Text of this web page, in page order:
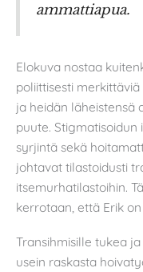
ammattiapua.
Elokuva nostaa
poliittisesti
ja heidän läheistensä
puute. Stigmatisoidun
syrjintä sekä
johtavat tilastoidusti
itsemurhatilastoihin.
kerrotaan, että Erik
Transihmisille tukea
usein raskasta